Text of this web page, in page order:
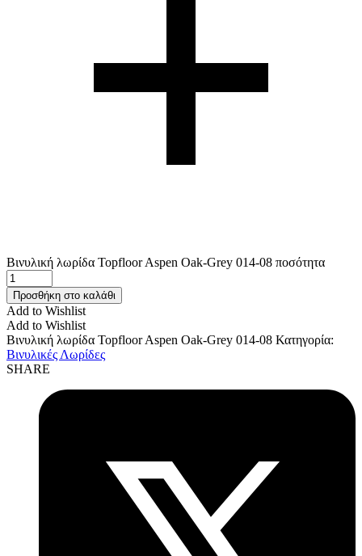
Βινυλική λωρίδα Topfloor Aspen Oak-Grey 014-08 ποσότητα
Προσθήκη στο καλάθι
Add to Wishlist
Add to Wishlist
Βινυλική λωρίδα Topfloor Aspen Oak-Grey 014-08 Κατηγορία:
Βινυλικές Λωρίδες
SHARE